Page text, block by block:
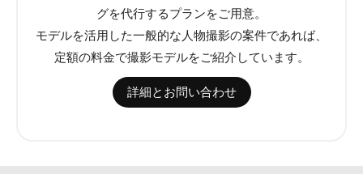
グを代行するプランをご用意。
モデルを活用した一般的な人物撮影の案件であれば、
定額の料金で撮影モデルをご紹介しています。
詳細とお問い合わせ